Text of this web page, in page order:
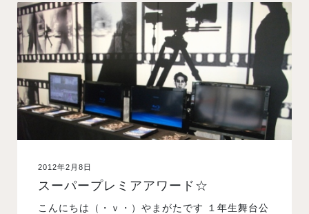
就職・デビュー
入試案内
学校情報
オープンキャンパス
訪問者別メニュー
2012年2月8日
スーパープレミアアワード☆
こんにちは（・ｖ・）やまがたです １年生舞台公